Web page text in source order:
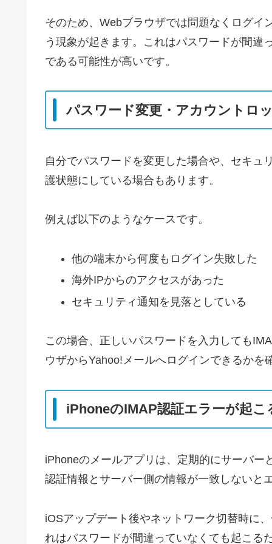
そのため、Webブラウザでは問題なくログイ
う現象が起きます。これはパスワードが間違
である可能性が高いです。
パスワード変更・アカウントロ
自分でパスワードを変更した場合や、セキュ
護状態にしている場合もあります。
例えば以下のようなケースです。
他の端末から何度もログイン失敗した
海外IPからのアクセスがあった
セキュリティ通知を見落としている
この場合、正しいパスワードを入力しても
ウザからYahoo!メールへログインできるかを
iPhoneのIMAP認証エラーが起こ
iPhoneのメールアプリは、定期的にサーバ
認証情報とサーバー側の情報が一致しないと
iOSアップデート後やネットワーク切替時に
れはパスワードが間違っていなくても起こる